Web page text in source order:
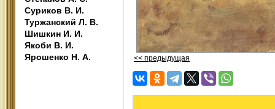
Суриков В. И.
Туржанский Л. В.
Шишкин И. И.
Якоби В. И.
Ярошенко Н. А.
<< предыдущая